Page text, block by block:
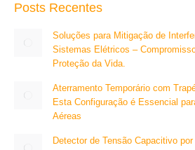
Posts Recentes
Soluções para Mitigação de
Sistemas Elétricos –
Proteção da Vida.
Aterramento Temporário com
Esta Configuração é Essencial
Aéreas
Detector de Tensão Capacitivo